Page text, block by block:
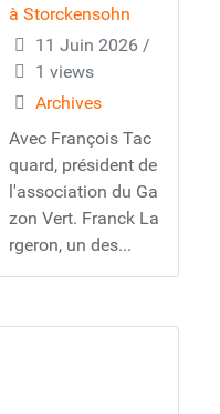
à Storckensohn
11 Juin 2026 /
1 views
Archives
Avec François Tac
quard, président de
l'association du Ga
zon Vert. Franck La
rgeron, un des...